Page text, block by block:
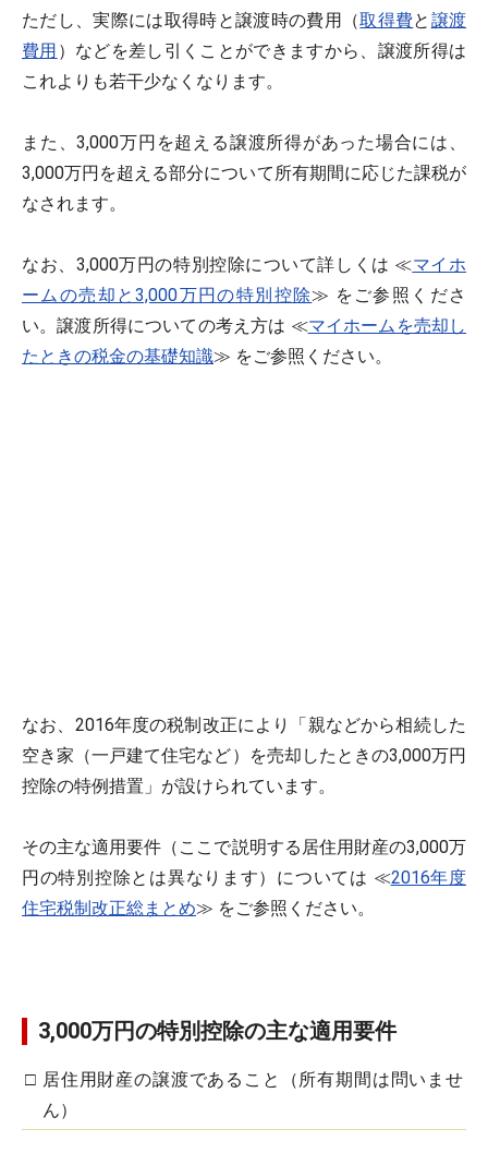
ただし、実際には取得時と譲渡時の費用（取得費と 譲渡
費用 ）などを差し引くことができますから、譲渡所得は
これよりも若干少なくなります。
また、3,000万円を超える譲渡所得があった場合には、
3,000万円を超える部分について所有期間に応じた課税が
なされます。
なお、3,000万円の特別控除について詳しくは ≪マイホ
ームの売却と3,000万円の特別控除≫ をご参照くださ
い。譲渡所得についての考え方は ≪マイホームを売却し
たときの税金の基礎知識≫ をご参照ください。
なお、2016年度の税制改正により「親などから相続した
空き家（一戸建て住宅など）を売却したときの3,000万円
控除の特例措置」が設けられています。
その主な適用要件（ここで説明する居住用財産の3,000万
円の特別控除とは異なります）については ≪2016年度
住宅税制改正総まとめ≫ をご参照ください。
3,000万円の特別控除の主な適用要件
□ 居住用財産の譲渡であること（所有期間は問いませ
ん）